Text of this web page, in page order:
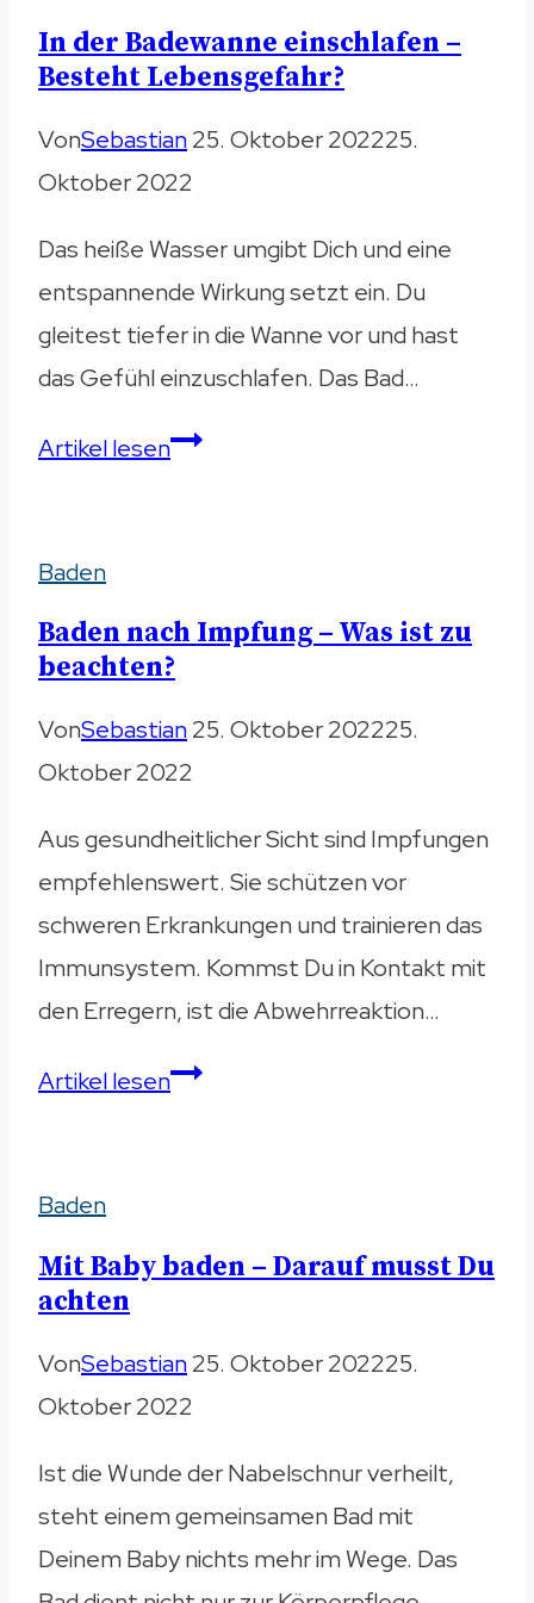
–
Bequem
2023
In der Badewanne einschlafen –
Besteht Lebensgefahr?
VonSebastian25. Oktober 202225.
Oktober 2022
Das heiße Wasser umgibt Dich und eine
entspannende Wirkung setzt ein. Du
gleitest tiefer in die Wanne vor und hast
das Gefühl einzuschlafen. Das Bad…
Artikel lesenIn
–
Besteht
Baden
Baden nach Impfung – Was ist zu
beachten?
VonSebastian25. Oktober 202225.
Oktober 2022
Aus gesundheitlicher Sicht sind Impfungen
empfehlenswert. Sie schützen vor
schweren Erkrankungen und trainieren das
Immunsystem. Kommst Du in Kontakt mit
den Erregern, ist die Abwehrreaktion…
Artikel lesenBaden
Was
beachten?
Baden
Mit Baby baden – Darauf musst Du
achten
VonSebastian25. Oktober 202225.
Oktober 2022
Ist die Wunde der Nabelschnur verheilt,
steht einem gemeinsamen Bad mit
Deinem Baby nichts mehr im Wege. Das